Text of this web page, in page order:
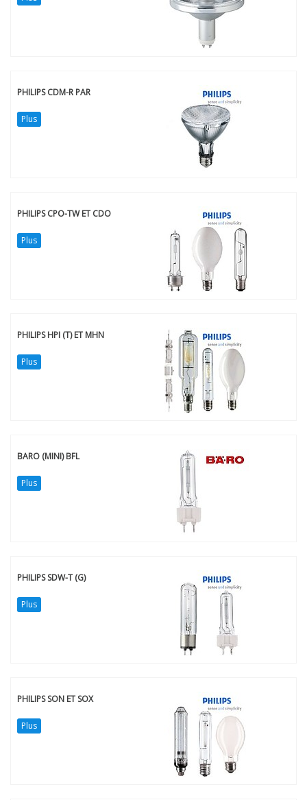
PHILIPS CDM-R PAR
Plus
PHILIPS CPO-TW ET CDO
Plus
PHILIPS HPI (T) ET MHN
Plus
BARO (MINI) BFL
Plus
PHILIPS SDW-T (G)
Plus
PHILIPS SON ET SOX
Plus